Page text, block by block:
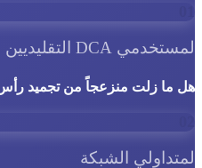
لمستخدمي DCA التقليديين
هل ما زلت منزعجاً من تجميد رأس
لمتداولي الشبكة